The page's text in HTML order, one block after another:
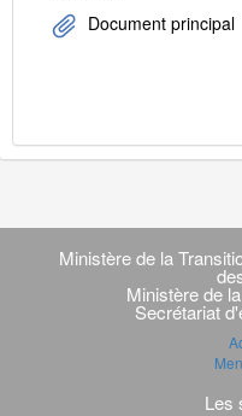
Document principal
Navigation
transverse
Ministère de la
Ministère de
Secrétariat
Les